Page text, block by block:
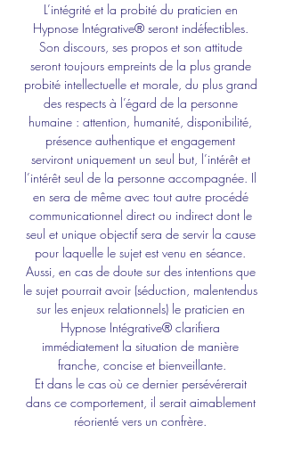
L’intégrité et la probité du praticien en
Hypnose Intégrative® seront indéfectibles.
Son discours, ses propos et son attitude
seront toujours empreints de la plus grande
probité intellectuelle et morale, du plus grand
des respects à l’égard de la personne
humaine : attention, humanité, disponibilité,
présence authentique et engagement
serviront uniquement un seul but, l’intérêt et
l’intérêt seul de la personne accompagnée. Il
en sera de même avec tout autre procédé
communicationnel direct ou indirect dont le
seul et unique objectif sera de servir la cause
pour laquelle le sujet est venu en séance.
Aussi, en cas de doute sur des intentions que
le sujet pourrait avoir (séduction, malentendus
sur les enjeux relationnels) le praticien en
Hypnose Intégrative® clarifiera
immédiatement la situation de manière
franche, concise et bienveillante.
Et dans le cas où ce dernier persévérerait
dans ce comportement, il serait aimablement
réorienté vers un confrère.